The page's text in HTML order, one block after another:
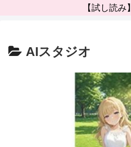
【試し読み】
AIスタジオ